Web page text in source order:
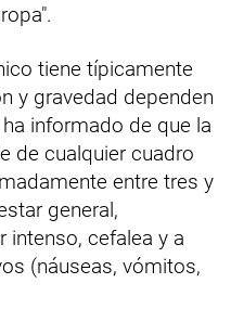
tiene típicamente
y gravedad dependen
informado de que la
de cualquier cuadro
entre tres y
general,
intenso, cefalea y a
(náuseas, vómitos,